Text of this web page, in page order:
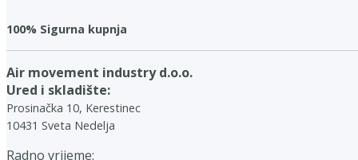
100% Sigurna kupnja
Air movement industry d.o.o.
Ured i skladište:
Prosinačka 10, Kerestinec
10431 Sveta Nedelja
Radno vrijeme: